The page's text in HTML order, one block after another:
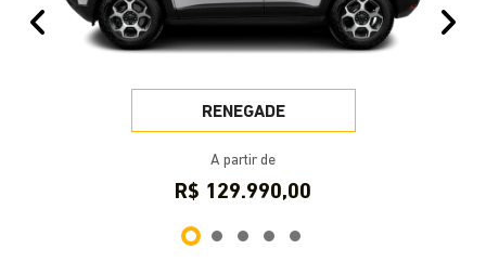
RENEGADE
A partir de
R$ 129.990,00
Anterior